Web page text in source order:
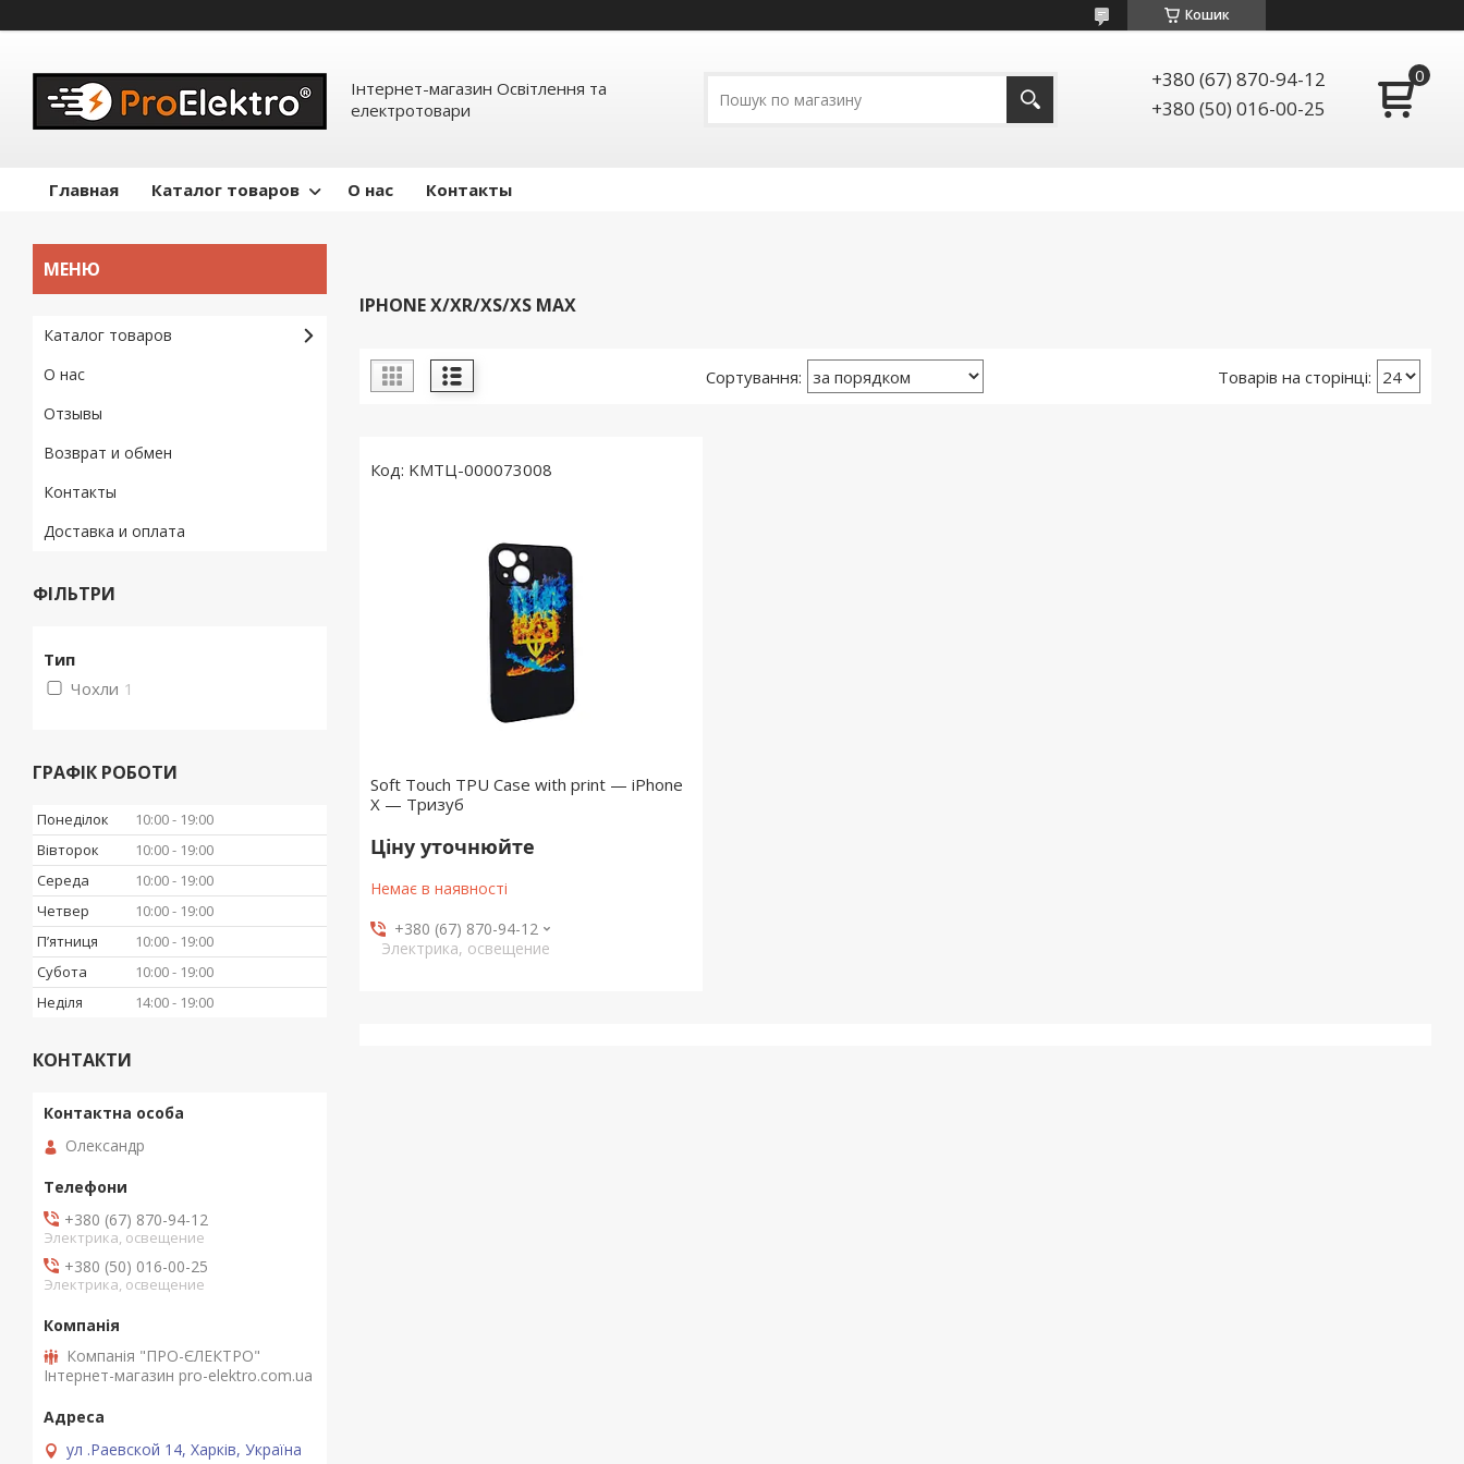
Кошик
Інтернет-магазин Освітлення та
електротовари
+380 (67) 870-94-12
+380 (50) 016-00-25
Главная Каталог товаров О нас Контакты
IPHONE X/XR/XS/XS MAX
KMTЦ-000073008
Soft Touch TPU Case with print — iPhone
X — Тризуб
Ціну уточнюйте
Немає в наявності
+380 (67) 870-94-12
Электрика, освещение
Каталог товаров
О нас
Отзывы
Возврат и обмен
Контакты
Доставка и оплата
ФІЛЬТРИ
Тип
Чохли 1
ГРАФІК РОБОТИ
Понеділок 10:00
19:00
Вівторок
10:00
19:00
Середа
10:00
19:00
Четвер
10:00
19:00
Пʼятниця
10:00
19:00
Субота
10:00
19:00
Неділя
14:00 19:00
КОНТАКТИ
Олександр
+380 (67) 870-94-12
Электрика, освещение
+380 (50) 016-00-25
Электрика, освещение
Компанія "ПРО-ЄЛЕКТРО"
Інтернет-магазин pro-elektro.com.ua
ул .Раевской 14, Харків, Україна